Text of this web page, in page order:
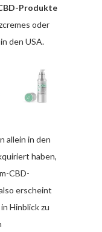
Produkte
oder
den USA.
allein in den
haben,
CBD-
erscheint
Hinblick zu